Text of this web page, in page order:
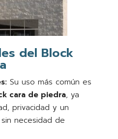
del Block
Su uso más común es
cara de piedra, ya
privacidad y un
necesidad de